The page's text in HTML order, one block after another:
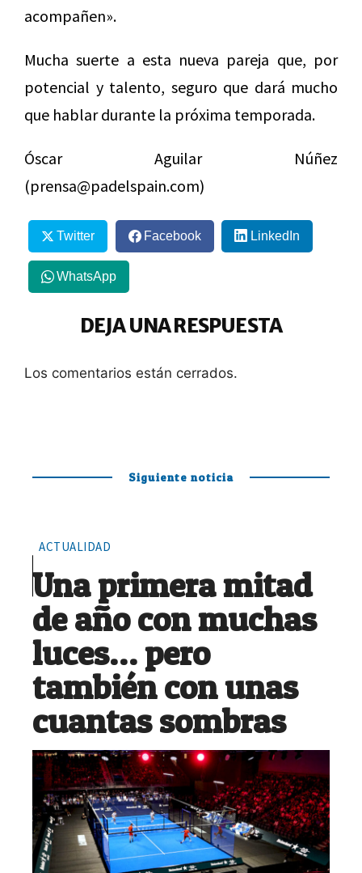
acompañen».
Mucha suerte a esta nueva pareja que, por
potencial y talento, seguro que dará mucho
que hablar durante la próxima temporada.
Óscar Aguilar Núñez
(prensa@padelspain.com)
Twitter Facebook LinkedIn
WhatsApp
DEJA UNA RESPUESTA
Los comentarios están cerrados.
Siguiente noticia
ACTUALIDAD
Una primera mitad
de año con muchas
luces… pero
también con unas
cuantas sombras